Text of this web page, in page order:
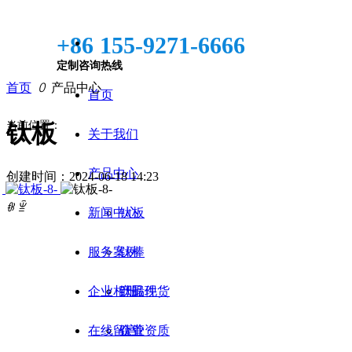
+86 155-9271-6666
定制咨询热线
首页
关于我们
产品中心
钛板
钛棒
钛锻件
钛管
新闻中心
服务案例
产品现货
企业资质
企业相册
在线留言
首页 ꄲ 产品中心
当前位置：
钛板
创建时间： 2024-06-18 14:23
ꁆ ꁇ